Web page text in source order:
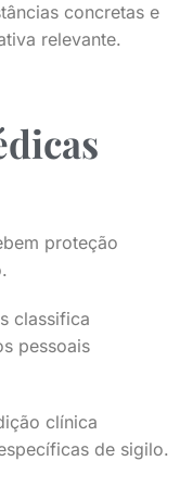
concretas e
relevante.
proteção
classifica
pessoais
clínica
de sigilo.